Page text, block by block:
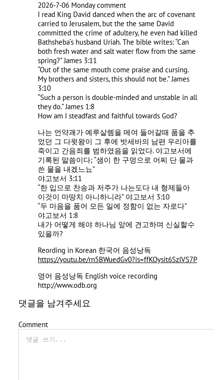
2026-7-06 Monday comment
I read King David danced when the arc of covenant
carried to Jerusalem, but the the same David
committed the crime of adultery, he even had killed
Bathsheba‘s husband Uriah. The bible writes: “Can
both fresh water and salt water flow from the same
spring?” ‭‭James‬ ‭3‬:‭11‬ ‭
“Out of the same mouth come praise and cursing.
My brothers and sisters, this should not be.” James‬
‭3‬:‭10‬ ‭
“Such a person is double-minded and unstable in all
they do.” ‭‭James‬ ‭1‬:‭8‬ ‭
How am I steadfast and faithful towards God?
나는 언약괘가 예루살렘을 메여 들어갈때 품을 추
었던 그 다윗왕이 그 후에 밧세바의 남편 우리아를
죽이고 간음죄를 범하였음을 읽었다. 야고보서에
기록된 말씀이다; “샘이 한 구멍으로 어찌 단 물과
쓴 물을 내겠느뇨”
‭‭야고보서‬ ‭3‬:‭11‬ ‭
“한 입으로 찬송과 저주가 나는도다 내 형제들아
이것이 마땅치 아니하니라” 야고보서‬ ‭3‬:‭10‬ ‭
“두 마음을 품어 모든 일에 정함이 없는 자로다”
‭‭야고보서‬ ‭1‬:‭8‬
내가 어떻게 해야 하나님 앞에 견고하며 신실할수
있을까?
Reording in Korean 한국어 음성낭독
https://youtu.be/rn5BWuedGv0?is=ffKOysit6SzlVS7P
영어 음성낭독 English voice recording
http://www.odb.org
댓글을 남겨주세요
Comment